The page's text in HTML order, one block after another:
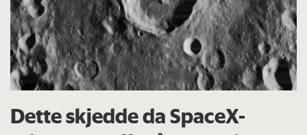
Dette skjedde da SpaceX-